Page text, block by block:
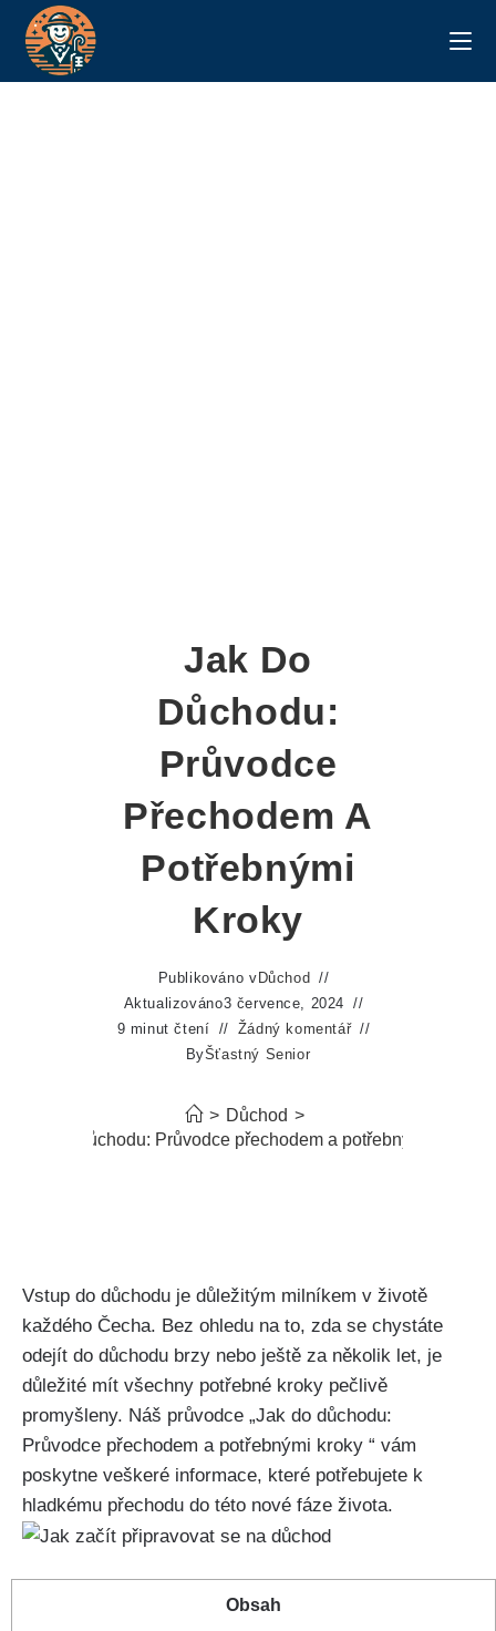
Jak Do
Důchodu:
Průvodce
Přechodem A
Potřebnými
Kroky
Publikováno v Důchod
Aktualizováno3 července, 2024
9 minut čtení
Žádný komentář
ByŠťastný Senior
> Důchod >
Jak do důchodu: Průvodce přechodem a potřebnými kroky
Vstup do důchodu je důležitým milníkem v životě
každého Čecha. Bez ohledu na to, zda se chystáte
odejít do důchodu brzy nebo ještě za několik let, je
důležité mít všechny potřebné kroky pečlivě
promyšleny. Náš průvodce „Jak do důchodu:
Průvodce přechodem a potřebnými kroky “ vám
poskytne veškeré informace, které potřebujete k
hladkému přechodu do této nové fáze života.
Obsah